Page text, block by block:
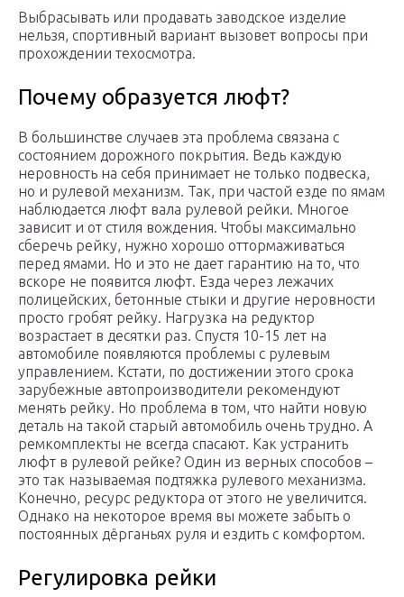
Выбрасывать или продавать заводское изделие
нельзя, спортивный вариант вызовет вопросы при
прохождении техосмотра.
Почему образуется люфт?
В большинстве случаев эта проблема связана с
состоянием дорожного покрытия. Ведь каждую
неровность на себя принимает не только подвеска,
но и рулевой механизм. Так, при частой езде по ямам
наблюдается люфт вала рулевой рейки. Многое
зависит и от стиля вождения. Чтобы максимально
сберечь рейку, нужно хорошо оттормаживаться
перед ямами. Но и это не дает гарантию на то, что
вскоре не появится люфт. Езда через лежачих
полицейских, бетонные стыки и другие неровности
просто гробят рейку. Нагрузка на редуктор
возрастает в десятки раз. Спустя 10-15 лет на
автомобиле появляются проблемы с рулевым
управлением. Кстати, по достижении этого срока
зарубежные автопроизводители рекомендуют
менять рейку. Но проблема в том, что найти новую
деталь на такой старый автомобиль очень трудно. А
ремкомплекты не всегда спасают. Как устранить
люфт в рулевой рейке? Один из верных способов –
это так называемая подтяжка рулевого механизма.
Конечно, ресурс редуктора от этого не увеличится.
Однако на некоторое время вы можете забыть о
постоянных дёрганьях руля и ездить с комфортом.
Регулировка рейки